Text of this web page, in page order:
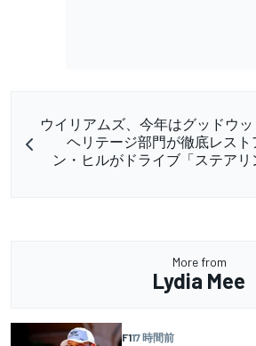
ウイリアムズ、今年はグッドウッ
ヘリテージ部門が徹底レス
ン・ヒルがドライブ「ステア
More from
Lydia Mee
F117 時間前